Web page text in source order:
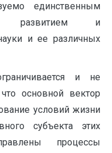
единственным
развитием и
и ее различных
и не
основной вектор
условий жизни
субъекта этих
процессы